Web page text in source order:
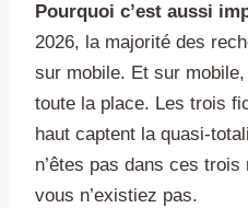
Pourquoi c’est aussi
2026, la majorité des
sur mobile. Et sur
toute la place. Les trois
haut captent la quasi-
n’êtes pas dans ces
vous n’existiez pas.